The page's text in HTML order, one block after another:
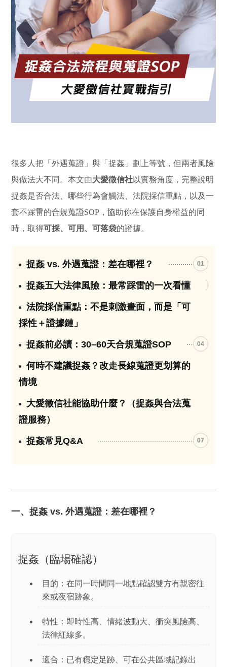
很多人把「外遇蒐證」與「捉姦」劃上等號，但兩者風險
與做法大不同。本文由大愛徵信社以實務角度，完整說明
捉姦是否合法、哪些行為會觸法、法院採信重點，以及一
套不踩雷的合規蒐證SOP，協助你在保護自身權益的同
時，取得可採、可用、可落袋的證據。
捉姦 vs. 外遇蒐證：差在哪裡？ 01
捉姦五大法律風險：最常踩雷的一次看懂
法院採信重點：不是刺激畫面，而是「可
採性＋證據鏈」
捉姦前必讀：30–60天合規蒐證SOP 04
何時不建議捉姦？改走長線蒐證更划算的
情境
大愛徵信社能協助什麼？（捉姦與合法蒐
證服務）
捉姦常見Q&A 07
一、捉姦 vs. 外遇蒐證：差在哪裡？
捉姦（臨場確認）
目的：在同一時間同一地點確認雙方有親密往
來或夜宿跡象。
特性：即時性高、情緒波動大、衝突風險高、
法律紅線多。
適合：已有穩定足跡、可在公共區域記錄出